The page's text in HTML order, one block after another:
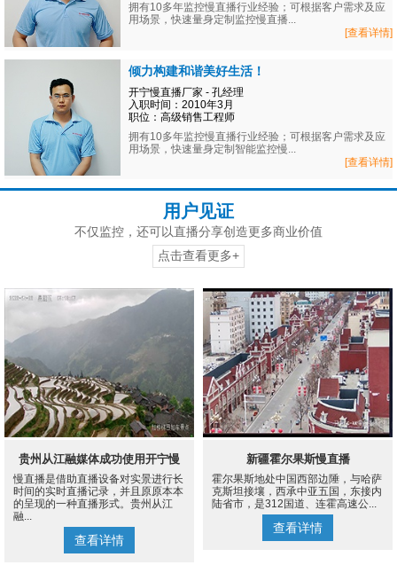
拥有10多年监控慢直播行业经验；可根据客户需求及应
用场景，快速量身定制监控慢直播...
[查看详情]
倾力构建和谐美好生活！
开宁慢直播厂家 - 孔经理
入职时间：2010年3月
职位：高级销售工程师
拥有10多年监控慢直播行业经验；可根据客户需求及应
用场景，快速量身定制智能监控慢...
[查看详情]
用户见证
不仅监控，还可以直播分享创造更多商业价值
点击查看更多+
贵州从江融媒体成功使用开宁慢
直播设备案例
慢直播是借助直播设备对实景进行长
时间的实时直播记录，并且原原本本
的呈现的一种直播形式。贵州从江
融...
查看详情
新疆霍尔果斯慢直播
霍尔果斯地处中国西部边陲，与哈萨
克斯坦接壤，西承中亚五国，东接内
陆省市，是312国道、连霍高速公...
查看详情